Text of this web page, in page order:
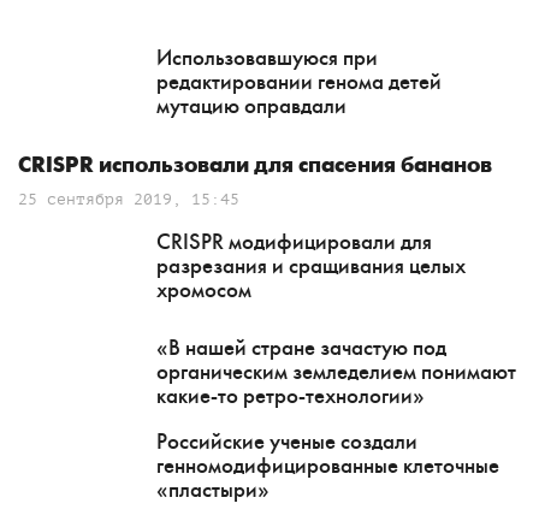
Использовавшуюся при
редактировании генома детей
мутацию оправдали
CRISPR использовали для спасения бананов
25 сентября 2019, 15:45
CRISPR модифицировали для
разрезания и сращивания целых
хромосом
«В нашей стране зачастую под
органическим земледелием понимают
какие-то ретро-технологии»
Российские ученые создали
генномодифицированные клеточные
«пластыри»